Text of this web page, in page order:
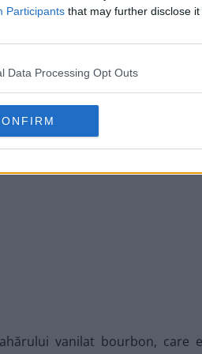
Participants that may further disclose
Data Processing Opt Outs
gourmet.
vanilat bourbon, care